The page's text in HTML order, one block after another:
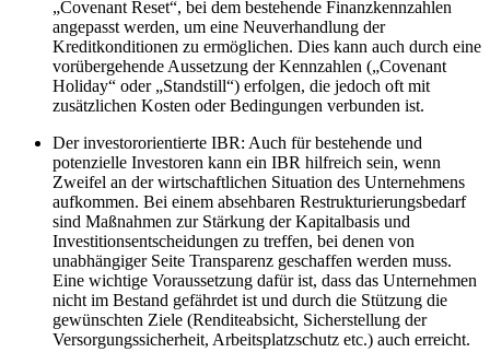
„Covenant Reset“, bei dem bestehende Finanzkennzahlen
angepasst werden, um eine Neuverhandlung der
Kreditkonditionen zu ermöglichen. Dies kann auch durch eine
vorübergehende Aussetzung der Kennzahlen („Covenant
Holiday“ oder „Standstill“) erfolgen, die jedoch oft mit
zusätzlichen Kosten oder Bedingungen verbunden ist.
Der investororientierte IBR: Auch für bestehende und
potenzielle Investoren kann ein IBR hilfreich sein, wenn
Zweifel an der wirtschaftlichen Situation des Unternehmens
aufkommen. Bei einem absehbaren Restrukturierungsbedarf
sind Maßnahmen zur Stärkung der Kapitalbasis und
Investitionsentscheidungen zu treffen, bei denen von
unabhängiger Seite Transparenz geschaffen werden muss.
Eine wichtige Voraussetzung dafür ist, dass das Unternehmen
nicht im Bestand gefährdet ist und durch die Stützung die
gewünschten Ziele (Renditeabsicht, Sicherstellung der
Versorgungssicherheit, Arbeitsplatzschutz etc.) auch erreicht.